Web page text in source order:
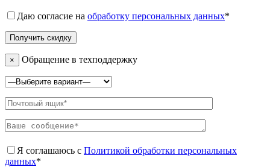
Даю согласие на обработку персональных данных*
× Обращение в техподдержку
Я соглашаюсь с Политикой обработки персональных
данных*